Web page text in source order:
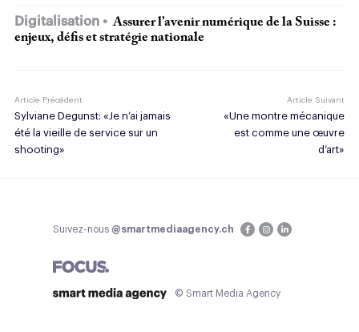
Digitalisation
Assurer l’avenir numérique de la Suisse :
enjeux, défis et stratégie nationale
Article Précédent
Sylviane Degunst: «Je n’ai jamais
été la vieille de service sur un
shooting»
Article Suivant
«Une montre mécanique
est comme une œuvre
d’art»
Suivez-nous @smartmediaagency.ch
© Smart Media Agency